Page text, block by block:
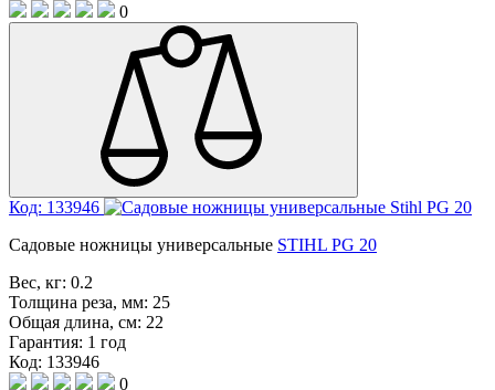
0
Код: 133946
Садовые ножницы универсальные STIHL PG 20
Вес, кг: 0.2
Толщина реза, мм: 25
Общая длина, см: 22
Гарантия: 1 год
Код: 133946
0